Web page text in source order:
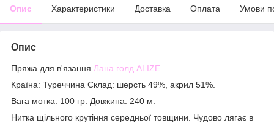
Опис Характеристики Доставка Оплата Умови
Опис
Пряжа для в'язання Лана голд ALIZE
Країна: Туреччина Склад: шерсть 49%, акрил 51%.
Вага мотка: 100 гр. Довжина: 240 м.
Нитка щільного крутіння середньої товщини. Чудово лягає в